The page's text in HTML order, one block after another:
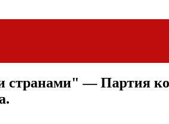
странами" — Партия